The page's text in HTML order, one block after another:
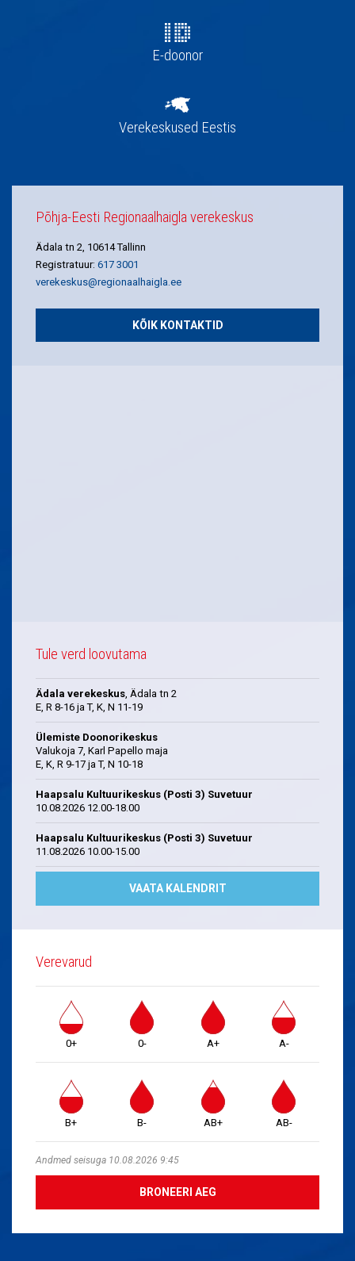
E-doonor
Verekeskused Eestis
Põhja-Eesti Regionaalhaigla verekeskus
Ädala tn 2, 10614 Tallinn
Registratuur: 617 3001
verekeskus@regionaalhaigla.ee
KÕIK KONTAKTID
Tule verd loovutama
Ädala verekeskus , Ädala tn 2
E, R 8-16 ja T, K, N 11-19
Ülemiste Doonorikeskus
Valukoja 7, Karl Papello maja
E, K, R 9-17 ja T, N 10-18
Haapsalu Kultuurikeskus (Posti 3) Suvetuur
10.08.2026 12.00-18.00
Haapsalu Kultuurikeskus (Posti 3) Suvetuur
11.08.2026 10.00-15.00
VAATA KALENDRIT
Verevarud
0+ 0- A+ A-
B+ B- AB+ AB-
Andmed seisuga 10.08.2026 9:45
BRONEERI AEG